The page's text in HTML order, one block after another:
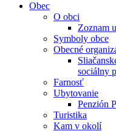
Obec
O obci
Zoznam
Symboly obce
Obecné
sociálny
Farnosť
Ubytovanie
Penzión
Turistika
Kam v okolí